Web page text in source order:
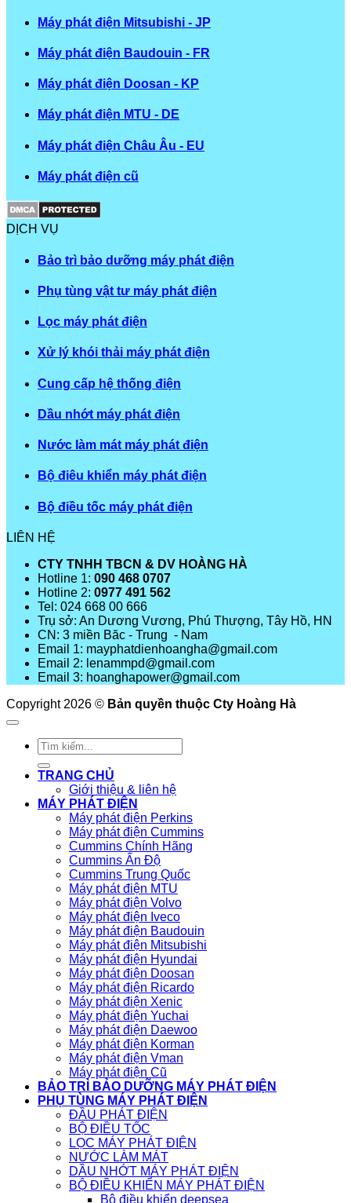
Máy phát điện Mitsubishi - JP
Máy phát điện Baudouin - FR
Máy phát điện Doosan - KP
Máy phát điện MTU - DE
Máy phát điện Châu Âu - EU
Máy phát điện cũ
DỊCH VỤ
Bảo trì bảo dưỡng máy phát điện
Phụ tùng vật tư máy phát điện
Lọc máy phát điện
Xử lý khói thải máy phát điện
Cung cấp hệ thống điện
Dầu nhớt máy phát điện
Nước làm mát máy phát điện
Bộ điêu khiển máy phát điện
Bộ điều tốc máy phát điện
LIÊN HỆ
CTY TNHH TBCN & DV HOÀNG HÀ
Hotline 1: 090 468 0707
Hotline 2: 0977 491 562
Tel: 024 668 00 666
Trụ sở: An Dương Vương, Phú Thượng, Tây Hồ, HN
CN: 3 miền Băc - Trung - Nam
Email 1: mayphatdienhoangha@gmail.com
Email 2: lenammpd@gmail.com
Email 3: hoanghapower@gmail.com
Copyright 2026 © Bản quyền thuộc Cty Hoàng Hà
Tìm
kiếm:
TRANG CHỦ
Giới thiệu & liên hệ
MÁY PHÁT ĐIỆN
Máy phát điện Perkins
Máy phát điện Cummins
Cummins Chính Hãng
Cummins Ấn Độ
Cummins Trung Quốc
Máy phát điện MTU
Máy phát điện Volvo
Máy phát điện Iveco
Máy phát điện Baudouin
Máy phát điện Mitsubishi
Máy phát điện Hyundai
Máy phát điện Doosan
Máy phát điện Ricardo
Máy phát điện Xenic
Máy phát điện Yuchai
Máy phát điện Daewoo
Máy phát điện Korman
Máy phát điện Vman
Máy phát điện Cũ
BẢO TRÌ BẢO DƯỠNG MÁY PHÁT ĐIỆN
PHỤ TÙNG MÁY PHÁT ĐIỆN
ĐẦU PHÁT ĐIỆN
BỘ ĐIỀU TỐC
LỌC MÁY PHÁT ĐIỆN
NƯỚC LÀM MÁT
DẦU NHỚT MÁY PHÁT ĐIỆN
BỘ ĐIỀU KHIỂN MÁY PHÁT ĐIỆN
Bộ điều khiển deepsea